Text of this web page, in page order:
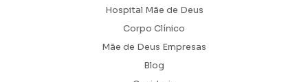
Hospital Mãe de Deus
Corpo Clínico
Mãe de Deus Empresas
Blog